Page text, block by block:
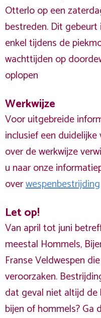
Otterlo op een
bestreden. Dit gebeurt
enkel tijdens de
wachttijden op
oplopen
Werkwijze
Voor uitgebreide
inclusief een duidelijke
over de werkwijze
u naar onze
overwespenbestrijding
Let op!
Van april tot juni
meestal Hommels,
Franse Veldwespen
veroorzaken.
dat geval niet altijd
bijen of hommels? Ga